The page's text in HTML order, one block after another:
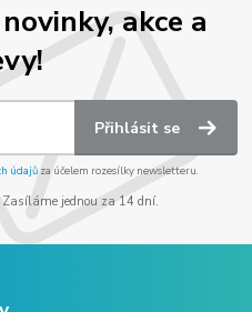
akce a
Přihlásit se
údajůza účelem rozesílky newsletteru.
jednou za 14 dní.